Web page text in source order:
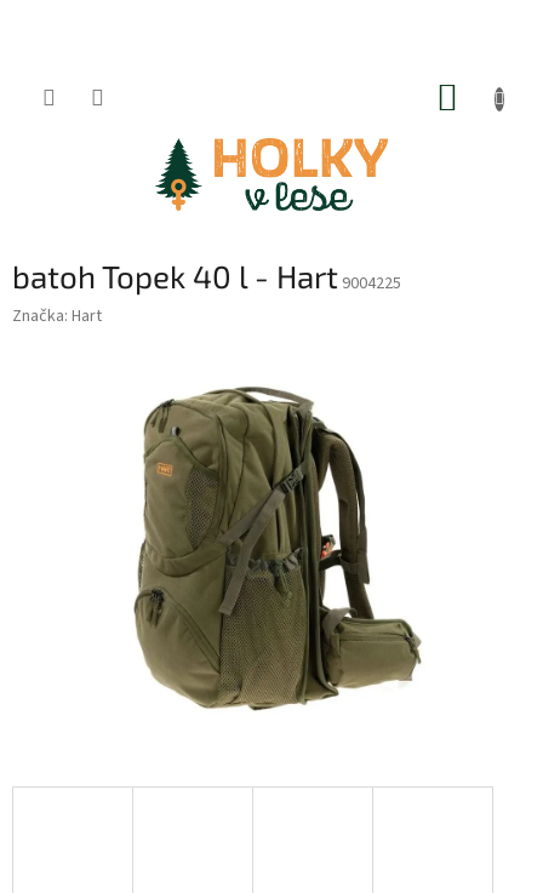
batoh Topek 40 l - Hart 9004225
Značka: Hart